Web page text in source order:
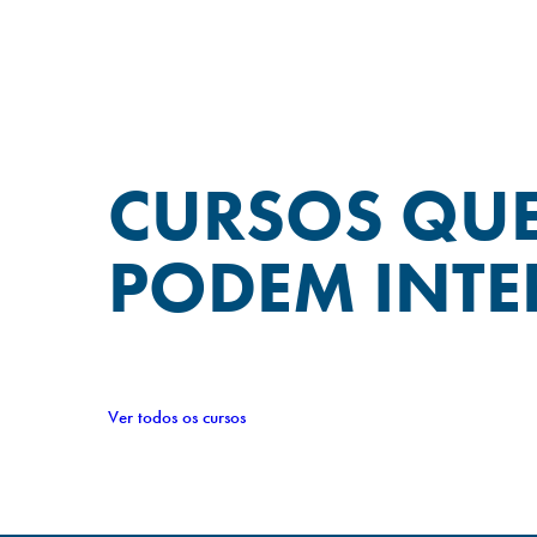
CURSOS
PODEM
Ver todos os cursos